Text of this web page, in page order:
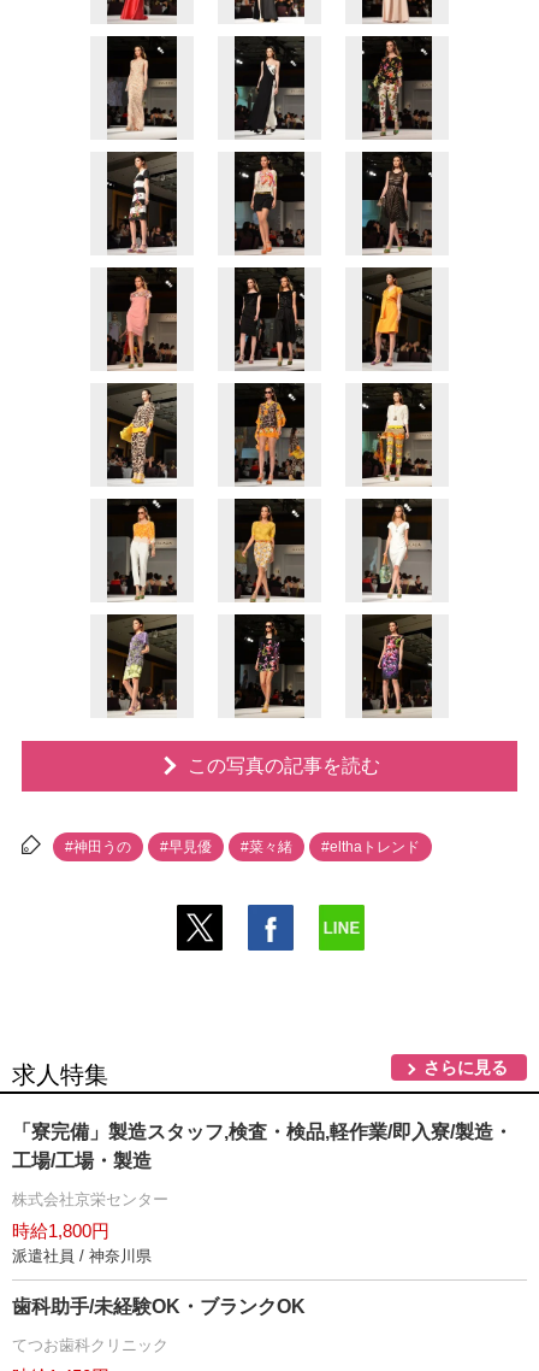
この写真の記事を読む
#神田うの #早見優 #菜々緒 #elthaトレンド
求人特集 さらに見る
「寮完備」製造スタッフ,検査・検品,軽作業/即入寮/製造・
工場/工場・製造
株式会社京栄センター
時給1,800円
派遣社員 / 神奈川県
歯科助手/未経験OK・ブランクOK
てつお歯科クリニック